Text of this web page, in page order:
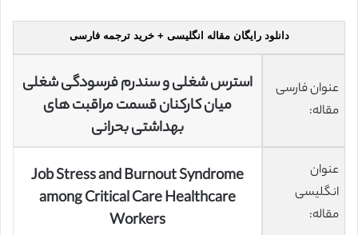
دانلود رایگان مقاله انگلیسی + خرید ترجمه فارسی
عنوان فارسی
مقاله:
استرس شغلی و سندرم فرسودگی شغلی
میان کارکنان قسمت مراقبت های
بهداشتی بحرانی
عنوان
انگلیسی
مقاله:
Job Stress and Burnout Syndrome
among Critical Care Healthcare
Workers